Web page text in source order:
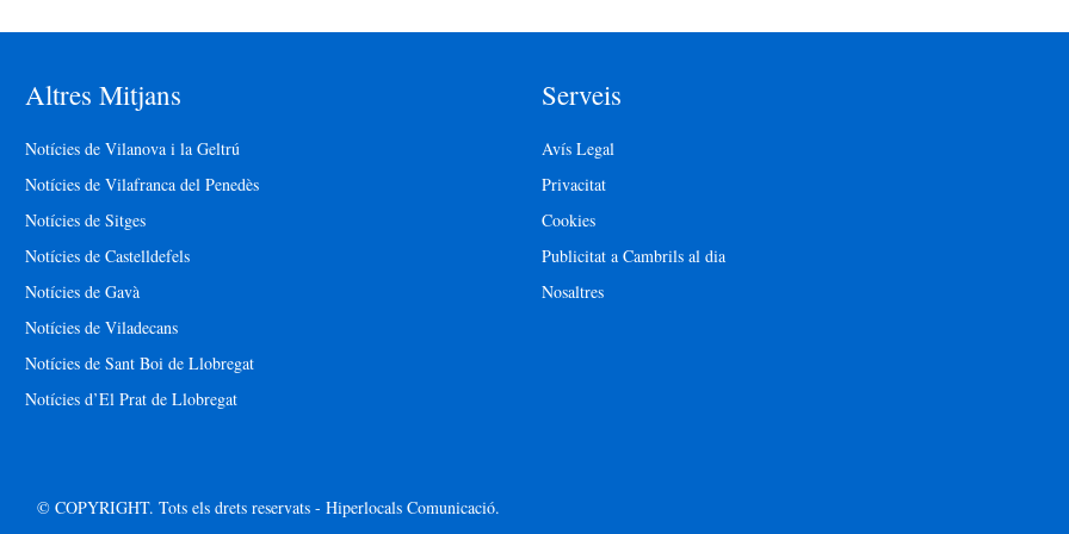
Altres Mitjans
Notícies de Vilanova i la Geltrú
Notícies de Vilafranca del Penedès
Notícies de Sitges
Notícies de Castelldefels
Notícies de Gavà
Notícies de Viladecans
Notícies de Sant Boi de Llobregat
Notícies d’El Prat de Llobregat
Serveis
Avís Legal
Privacitat
Cookies
Publicitat a Cambrils al dia
Nosaltres
© COPYRIGHT. Tots els drets reservats - Hiperlocals Comunicació.